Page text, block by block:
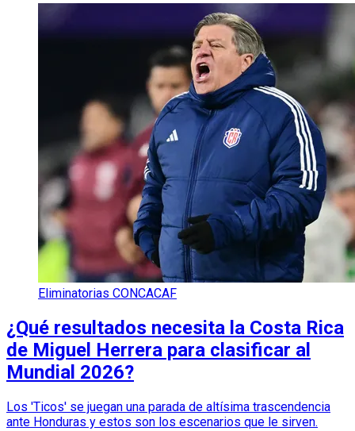
Eliminatorias CONCACAF
¿Qué resultados necesita la Costa Rica
de Miguel Herrera para clasificar al
Mundial 2026?
Los 'Ticos' se juegan una parada de altísima trascendencia
ante Honduras y estos son los escenarios que le sirven.